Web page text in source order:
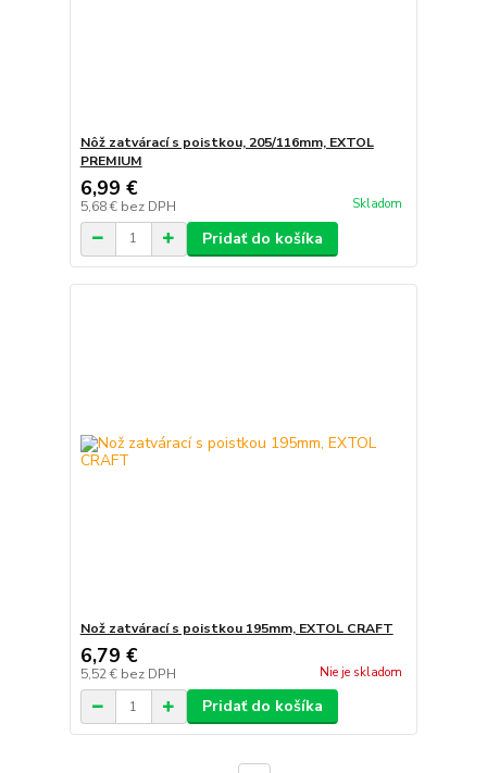
Nôž zatvárací s poistkou, 205/116mm, EXTOL
PREMIUM
6,99 €
5,68 € bez DPH Skladom
Pridať do košíka
Nož zatvárací s poistkou 195mm, EXTOL CRAFT
6,79 €
5,52 € bez DPH Nie je skladom
Pridať do košíka